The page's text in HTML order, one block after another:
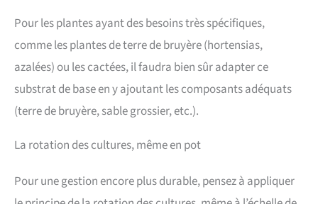
Pour les plantes ayant des besoins très spécifiques,
comme les plantes de terre de bruyère (hortensias,
azalées) ou les cactées, il faudra bien sûr adapter ce
substrat de base en y ajoutant les composants adéquats
(terre de bruyère, sable grossier, etc.).
La rotation des cultures, même en pot
Pour une gestion encore plus durable, pensez à appliquer